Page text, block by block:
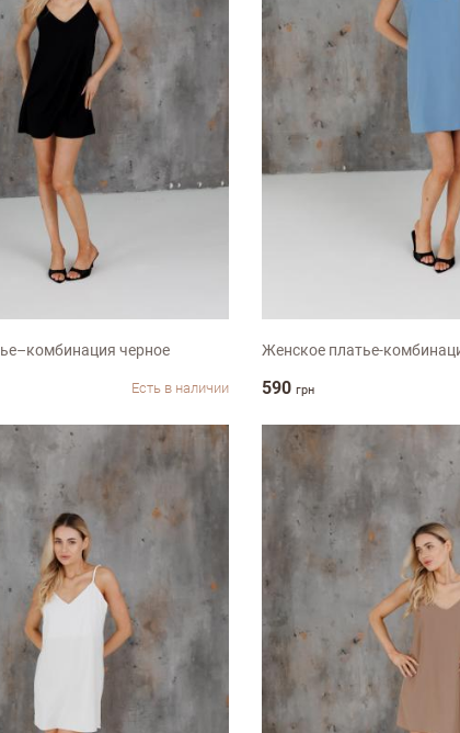
ХL-ХХL
черное
Есть в наличии
Женское платье-
590 грн